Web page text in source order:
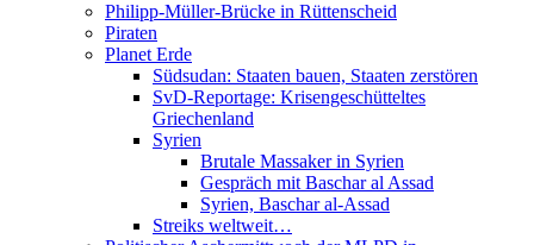
Philipp-Müller-Brücke in Rüttenscheid
Piraten
Planet Erde
Südsudan: Staaten bauen, Staaten zerstören
SvD-Reportage: Krisengeschütteltes
Griechenland
Syrien
Brutale Massaker in Syrien
Gespräch mit Baschar al Assad
Syrien, Baschar al-Assad
Streiks weltweit…